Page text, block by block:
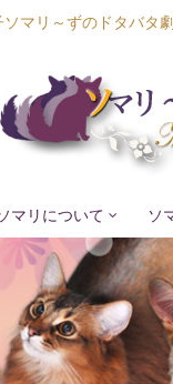
マリ～ずのドタバタ
マリについて ソ